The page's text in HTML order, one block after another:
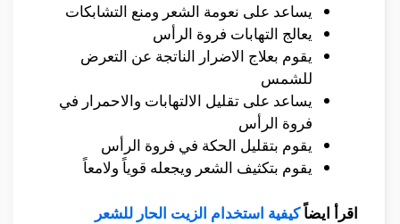
يساعد على نعومة الشعر ومنع التشابكات
يعالج التهابات فروة الرأس
يقوم بعلاج الاضرار الناتجة عن التعرض
للشمس
يساعد على تقليل الالتهابات والاحمرار في
فروة الرأس
يقوم بتقليل الحكة في فروة الرأس
يقوم بتكثيف الشعر ويجعله قوياً ولامعاً
اقرأ ايضاًكيفية استخدام الزيت الحار للشعر